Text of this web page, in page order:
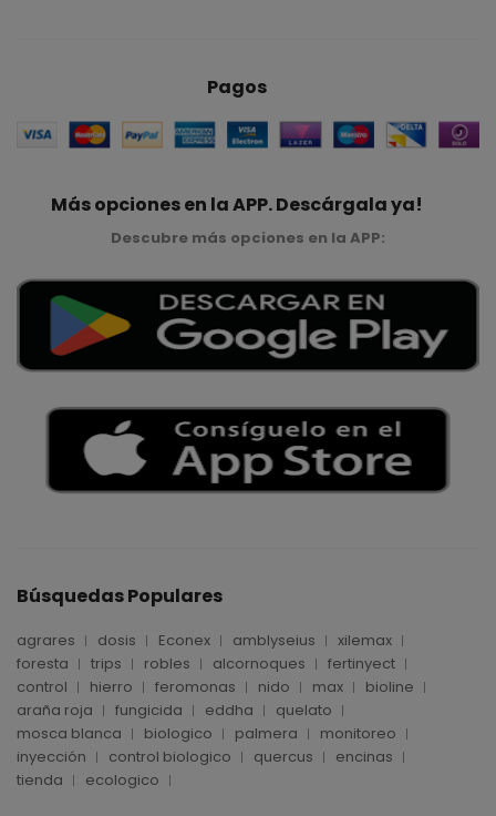
Pagos
Más opciones en la APP. Descárgala ya!
Descubre más opciones en la APP:
Búsquedas Populares
agrares dosis Econex amblyseius
xilemax
foresta
trips robles alcornoques
fertinyect
control
hierro feromonas nido max
bioline
araña roja
fungicida eddha
quelato
mosca blanca
biologico palmera
monitoreo
inyección
control biologico quercus
encinas
tienda
ecologico